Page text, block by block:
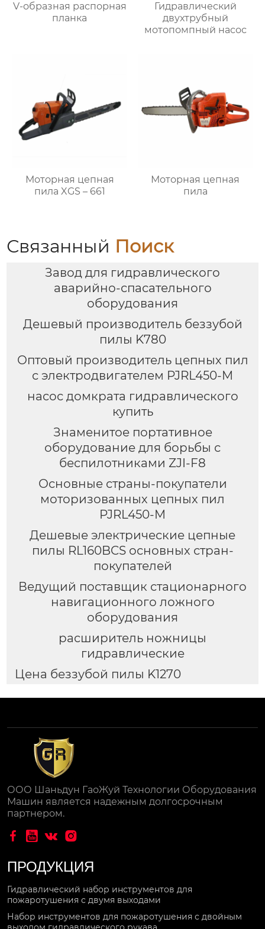
V-образная распорная
планка
Гидравлический
двухтрубный
мотопомпный насос
Моторная цепная
пила XGS – 661
Моторная цепная
пила
Связанный Поиск
Завод для гидравлического
аварийно-спасательного
оборудования
Дешевый производитель беззубой
пилы K780
Оптовый производитель цепных пил
с электродвигателем PJRL450-M
насос домкрата гидравлического
купить
Знаменитое портативное
оборудование для борьбы с
беспилотниками ZJI-F8
Основные страны-покупатели
моторизованных цепных пил
PJRL450-M
Дешевые электрические цепные
пилы RL160BCS основных стран-
покупателей
Ведущий поставщик стационарного
навигационного ложного
оборудования
расширитель ножницы
гидравлические
Цена беззубой пилы K1270
ООО Шаньдун ГаоЖуй Технологии Оборудования
Машин является надежным долгосрочным
партнером.
   
ПРОДУКЦИЯ
Гидравлический набор инструментов для
пожаротушения с двумя выходами
Набор инструментов для пожаротушения с двойным